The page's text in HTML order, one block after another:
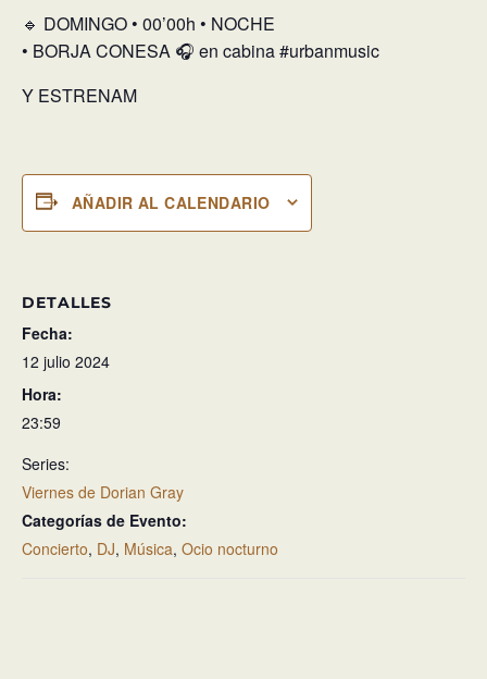
🔹 DOMINGO • 00’00h • NOCHE
• BORJA CONESA 🎧 en cabina #urbanmusic
Y ESTRENAM
AÑADIR AL CALENDARIO
DETALLES
Fecha:
12 julio 2024
Hora:
23:59
Series:
Viernes de Dorian Gray
Categorías de Evento:
Concierto, DJ, Música, Ocio nocturno